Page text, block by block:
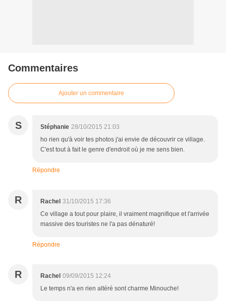
Commentaires
Ajouter un commentaire
S Stéphanie 28/10/2015 21:03
ho rien qu'à voir tes photos j'ai envie de découvrir ce village.
C'est tout à fait le genre d'endroit où je me sens bien.
Répondre
R Rachel 31/10/2015 17:36
Ce village a tout pour plaire, il vraiment magnifique et l'arrivée
massive des touristes ne l'a pas dénaturé!
Répondre
R Rachel 09/09/2015 12:24
Le temps n'a en rien altéré sont charme Minouche!